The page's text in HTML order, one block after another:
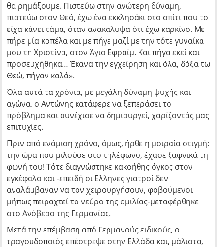
θα ρημάξουμε. Πιστεύω στην ανώτερη δύναμη,
πιστεύω στον Θεό, έχω ένα εκκλησάκι στο σπίτι που το
είχα κάνει τάμα, όταν ανακάλυψα ότι έχω καρκίνο. Με
πήρε μία κοπέλα και με πήγε μαζί με την τότε γυναίκα
μου τη Χριστίνα, στον Άγιο Εφραίμ. Και πήγα εκεί και
προσευχήθηκα… Έκανα την εγχείρηση και όλα, δόξα τω
Θεώ, πήγαν καλά».
Όλα αυτά τα χρόνια, με μεγάλη δύναμη ψυχής και
αγώνα, ο Αντώνης κατάφερε να ξεπεράσει το
πρόβλημα και συνέχισε να δημιουργεί, χαρίζοντάς μας
επιτυχίες.
Πριν από ενάμιση χρόνο, όμως, ήρθε η μοιραία στιγμή:
την ώρα που μιλούσε στο τηλέφωνο, έχασε ξαφνικά τη
φωνή του! Τότε διαγνώστηκε κακοήθης όγκος στον
εγκέφαλο και -επειδή οι Eλληνες γιατροί δεν
αναλάμβαναν να τον χειρουργήσουν, φοβούμενοι
μήπως πειραχτεί το νεύρο της ομιλίας-μεταφέρθηκε
στο Ανόβερο της Γερμανίας.
Μετά την επέμβαση από Γερμανούς ειδικούς, ο
τραγουδοποιός επέστρεψε στην Ελλάδα και, μάλιστα,